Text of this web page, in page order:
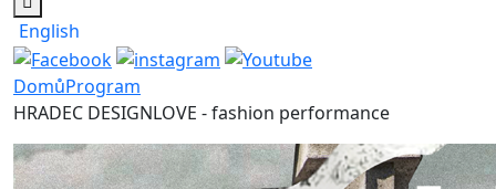
English
DomůProgram
HRADEC DESIGNLOVE - fashion performance